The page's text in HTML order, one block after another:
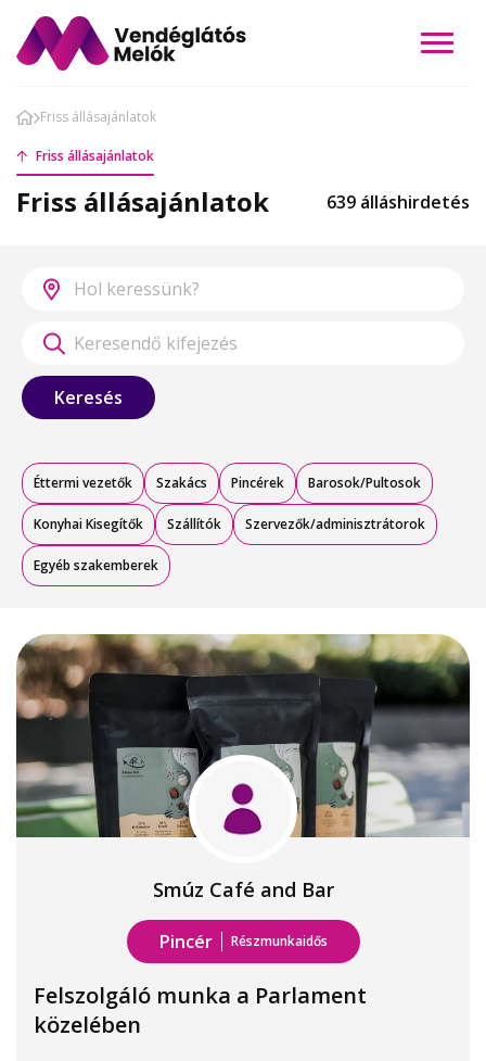
Friss állásajánlatok
Friss állásajánlatok
Friss állásajánlatok 639 álláshirdetés
Keresés
Éttermi vezetők Szakács Pincérek Barosok/Pultosok
Konyhai Kisegítők Szállítók Szervezők/adminisztrátorok
Egyéb szakemberek
Smúz Café and Bar
Pincér Részmunkaidős
Felszolgáló munka a Parlament
közelében